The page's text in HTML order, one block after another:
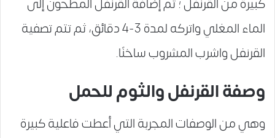
الماء المغلي واتركه لمدة 3-4 دقائق، ثم تتم تصفية
القرنفل واشرب المشروب ساخنًا.
وصفة القرنفل والثوم للحمل
وهي من الوصفات المجربة التي أعطت فاعلية كبيرة